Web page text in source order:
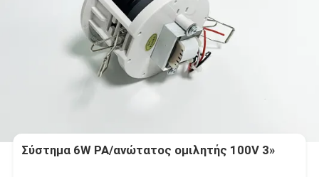
Σύστημα 6W PA/ανώτατος ομιλητής 100V 3»